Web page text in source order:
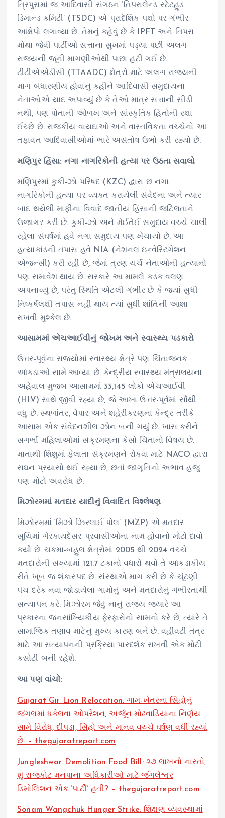
ત્રિપુરામાં જ આદિવાસી સંગઠન ‘તિપરાલેન્ડ સ્ટેટહુડ
ડિમાન્ડ કમિટી’ (TSDC) એ પ્રાદેશિક પક્ષો પર ગંભીર
આક્ષેપો લગાવ્યા છે. તેમનું કહેવું છે કે IPFT અને તિપરા
મોથા જેવી પાર્ટીઓ સત્તાના સુખમાં પડ્યા પછી અલગ
રાજ્યની જૂની માગણીઓથી પાછા હટી ગઈ છે.
ટીટીએએડીસી (TTAADC) ક્ષેત્રો માટે અલગ રાજ્યની
માગ બંધારણીય હોવાનું કહીને આદિવાસી સમુદાયના
નેતાઓએ યાદ અપાવ્યું છે કે તેઓ માત્ર સત્તાની સીડી
નથી, પણ પોતાની ઓળખ અને સાંસ્કૃતિક હિતોની રક્ષા
ઈચ્છે છે. રાજકીય વાયદાઓ અને વાસ્તવિકતા વચ્ચેનો આ
તફાવત આદિવાસીઓમાં ભારે અસંતોષ ઉભો કરી રહ્યો છે.
મણિપુર હિંસા: નગા નાગરિકોની હત્યા પર ઉઠતા સવાલો
મણિપુરમાં કુકી-ઝો પરિષદ (KZC) દ્વારા છ નગા
નાગરિકોની હત્યા પર વ્યક્ત કરાયેલી સંવેદના અને ત્યાર
બાદ થયેલી માફીના વિવાદે જાતીય હિંસાની જટિલતાને
ઉજાગર કરી છે. કુકી-ઝો અને મેઈતેઈ સમુદાય વચ્ચે ચાલી
રહેલા સંઘર્ષમાં હવે નગા સમુદાય પણ ખેંચાયો છે. આ
હત્યાકાંડની તપાસ હવે NIA (નેશનલ ઇન્વેસ્ટિગેશન
એજન્સી) કરી રહી છે, જેમાં ત્રણ ચર્ચ નેતાઓની હત્યાનો
પણ સમાવેશ થાય છે. સરકારે આ મામલે કડક વલણ
અપનાવ્યું છે, પરંતુ સ્થિતિ એટલી ગંભીર છે કે જ્યાં સુધી
નિષ્કર્ષલક્ષી તપાસ નહીં થાય ત્યાં સુધી શાંતિની આશા
રાખવી મુશ્કેલ છે.
આસામમાં એચઆઈવીનું જોખમ અને સ્વાસ્થ્ય પડકારો
ઉત્તર-પૂર્વના રાજ્યોમાં સ્વાસ્થ્ય ક્ષેત્રે પણ ચિંતાજનક
આંકડાઓ સામે આવ્યા છે. કેન્દ્રીય સ્વાસ્થ્ય મંત્રાલયના
અહેવાલ મુજબ આસામમાં 33,145 લોકો એચઆઈવી
(HIV) સાથે જીવી રહ્યા છે, જે આખા ઉત્તર-પૂર્વમાં સૌથી
વધુ છે. સ્થળાંતર, વેપાર અને શહેરીકરણના કેન્દ્ર તરીકે
આસામ એક સંવેદનશીલ ઝોન બની ગયું છે. ખાસ કરીને
સગર્ભા મહિલાઓમાં સંક્રમણના કેસો ચિંતાનો વિષય છે.
માતાથી શિશુમાં ફેલાતા સંક્રમણને રોકવા માટે NACO દ્વારા
સઘન પ્રયાસો થઈ રહ્યા છે, છતાં જાગૃતિનો અભાવ હજુ
પણ મોટો અવરોધ છે.
મિઝોરમમાં મતદાર યાદીનું વિવાદિત વિશ્લેષણ
મિઝોરમમાં ‘મિઝો ઝિરલાઈ પોલ’ (MZP) એ મતદાર
સૂચિમાં ગેરકાયદેસર પ્રવાસીઓના નામ હોવાનો મોટો દાવો
કર્યો છે. ચકમા-બહુલ ક્ષેત્રોમાં 2005 થી 2024 વચ્ચે
મતદારોની સંખ્યામાં 121.7 ટકાનો વધારો થવો તે આંકડાકીય
રીતે ખૂબ જ શંકાસ્પદ છે. સંસ્થાએ માગ કરી છે કે ચૂંટણી
પંચ દરેક નવા જોડાયેલા ગામોનું અને મતદારોનું ગંભીરતાથી
સત્યાપન કરે. મિઝોરમ જેવું નાનું રાજ્ય જ્યારે આ
પ્રકારના જનસાંખ્યિકીય ફેરફારોનો સામનો કરે છે, ત્યારે તે
સામાજિક તણાવ માટેનું મુખ્ય કારણ બને છે. વહીવટી તંત્ર
માટે આ સત્યાપનની પ્રક્રિયા પારદર્શક રાખવી એક મોટી
કસોટી બની રહેશે.
આ પણ વાંચો:
Gujarat Gir Lion Relocation: ગામ-ખેતરના સિંહોનું
જંગલમાં ધકેલવા ઓપરેશન, અર્જૂન મોઢવાડિયાના નિર્ણય
સામે વિરોધ, દીપડા, સિંહો અને માનવ વચ્ચે ઘર્ષણ વધી રહ્યાં
છે. – thegujaratreport.com
Jungleshwar Demolition Food Bill: ૨૭ લાખનો નાસ્તો,
શું રાજકોટ મનપાના અધિકારીઓ માટે જંગલેશ્વર
ડિમોલિશન એક ‘પાર્ટી’ હતી? – thegujaratreport.com
Sonam Wangchuk Hunger Strike: શિક્ષણ વ્યવસ્થામાં